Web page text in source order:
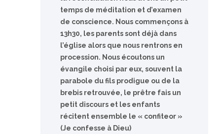
temps de méditation et d’examen
de conscience. Nous commençons à
13h30, les parents sont déjà dans
l’église alors que nous rentrons en
procession. Nous écoutons un
évangile choisi par eux, souvent la
parabole du fils prodigue ou de la
brebis retrouvée, le prêtre fais un
petit discours et les enfants
récitent ensemble le « confiteor »
(Je confesse à Dieu)